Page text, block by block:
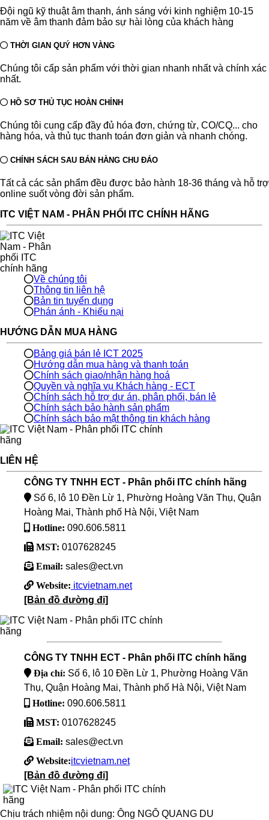
Đội ngũ kỹ thuật âm thanh, ánh sáng với kinh nghiệm 10-15
năm về âm thanh đảm bảo sự hài lòng của khách hàng
THỜI GIAN QUÝ HƠN VÀNG
Chúng tôi cấp sản phẩm với thời gian nhanh nhất và chính xác
nhất.
HỒ SƠ THỦ TỤC HOÀN CHỈNH
Chúng tôi cung cấp đầy đủ hóa đơn, chứng từ, CO/CQ... cho
hàng hóa, và thủ tục thanh toán đơn giản và nhanh chóng.
CHÍNH SÁCH SAU BÁN HÀNG CHU ĐÁO
Tất cả các sản phẩm đều được bảo hành 18-36 tháng và hỗ trợ
online suốt vòng đời sản phẩm.
ITC VIỆT NAM - PHÂN PHỐI ITC CHÍNH HÃNG
Về chúng tôi
Thông tin liên hệ
Bản tin tuyển dụng
Phán ánh - Khiếu nại
HƯỚNG DẪN MUA HÀNG
Bảng giá bán lẻ ICT 2025
Hướng dẫn mua hàng và thanh toán
Chính sách giao/nhận hàng hoá
Quyền và nghĩa vụ Khách hàng - ECT
Chính sách hỗ trợ dự án, phân phối, bán lẻ
Chính sách bảo hành sản phẩm
Chính sách bảo mật thông tin khách hàng
LIÊN HỆ
CÔNG TY TNHH ECT - Phân phối ITC chính hãng
Số 6, lô 10 Đền Lừ 1, Phường Hoàng Văn Thụ, Quận
Hoàng Mai, Thành phố Hà Nội, Việt Nam
Hotline: 090.606.5811
MST: 0107628245
Email: sales@ect.vn
Website: itcvietnam.net
[Bản đồ đường đi]
CÔNG TY TNHH ECT - Phân phối ITC chính hãng
Địa chỉ: Số 6, lô 10 Đền Lừ 1, Phường Hoàng Văn
Thụ, Quận Hoàng Mai, Thành phố Hà Nội, Việt Nam
Hotline: 090.606.5811
MST: 0107628245
Email: sales@ect.vn
Website:itcvietnam.net
[Bản đồ đường đi]
Chịu trách nhiệm nội dung: Ông NGÔ QUANG DU